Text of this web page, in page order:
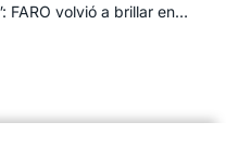
FARO volvió a brillar en